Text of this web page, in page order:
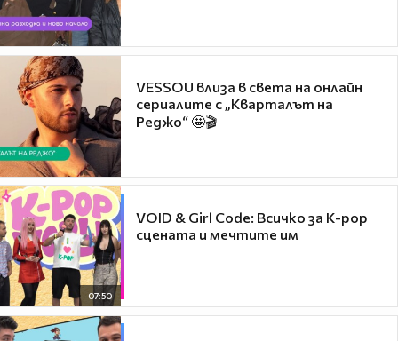
VESSOU влиза в света на онлайн
сериалите с „Кварталът на
Реджо“ 🤩🎬
07:50
VOID & Girl Code: Всичко за K-pop
сцената и мечтите им